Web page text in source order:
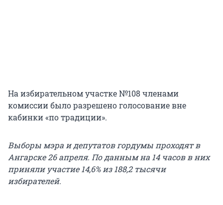
На избирательном участке №108 членами
комиссии было разрешено голосование вне
кабинки «по традиции».
Выборы мэра и депутатов гордумы проходят в
Ангарске 26 апреля. По данным на 14 часов в них
приняли участие 14,6% из 188,2 тысячи
избирателей.